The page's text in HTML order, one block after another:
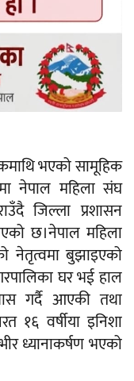
भएको सामूहिक
नेपाल महिला संघ
जिल्ला प्रशासन
छ।नेपाल महिला
नेतृत्वमा बुझाइएको
घर भई हाल
गर्दै आएकी तथा
१६ वर्षीया इनिशा
ध्यानाकर्षण भएको